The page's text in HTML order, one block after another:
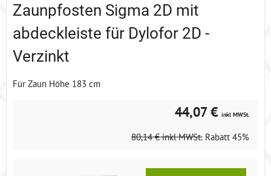
Zaunpfosten Sigma 2D mit
abdeckleiste für Dylofor 2D -
Verzinkt
Für Zaun Höhe 183 cm
44,07 € inkl MWSt.
80,14 € inkl MWSt. Rabatt 45%